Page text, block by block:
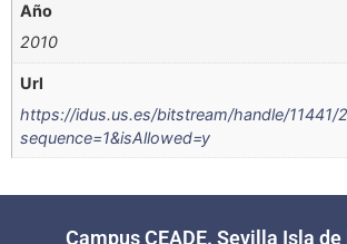
Año
2010
Url
https://idus.us.es/bitstream/handle/11441/
sequence=1&isAllowed=y
Campus CEADE. Sevilla Isla